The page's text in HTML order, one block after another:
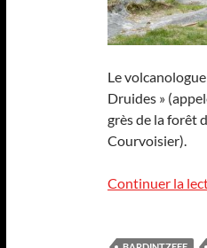
Le
Druides »
grès de la forêt
Courvoisier).
Continuer la